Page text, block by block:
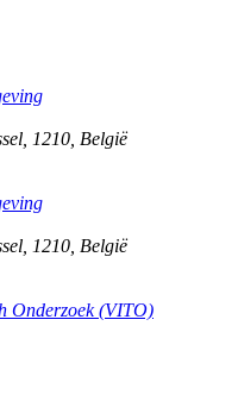
1210 België
1210 België
Onderzoek (VITO)